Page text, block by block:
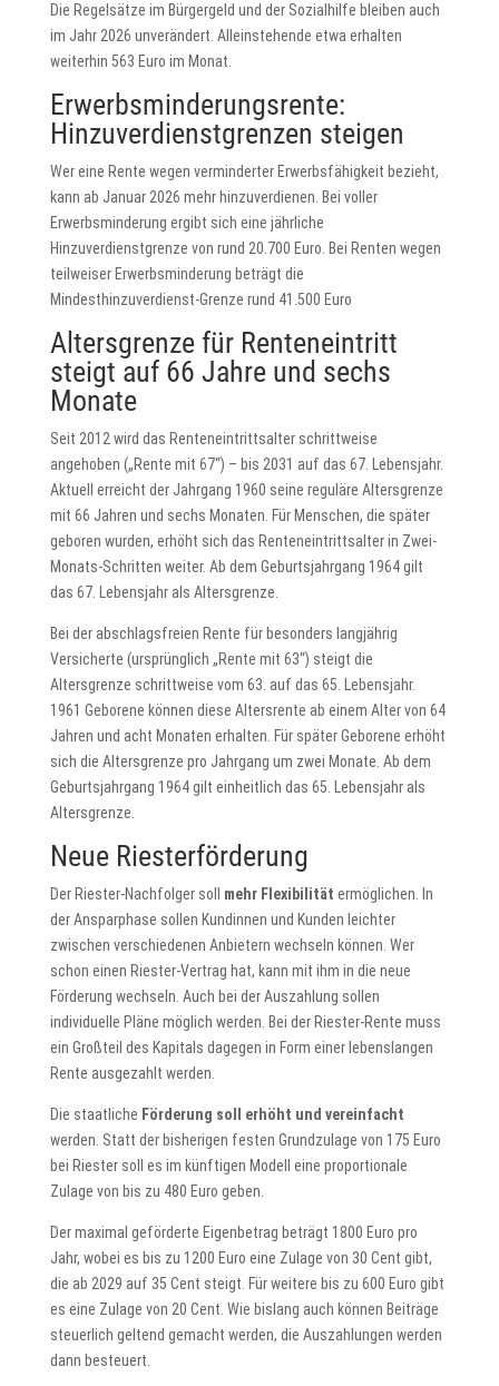
Die Regelsätze im Bürgergeld und der Sozialhilfe bleiben auch
im Jahr 2026 unverändert. Alleinstehende etwa erhalten
weiterhin 563 Euro im Monat.
Erwerbsminderungsrente:
Hinzuverdienstgrenzen steigen
Wer eine Rente wegen verminderter Erwerbsfähigkeit bezieht,
kann ab Januar 2026 mehr hinzuverdienen. Bei voller
Erwerbsminderung ergibt sich eine jährliche
Hinzuverdienstgrenze von rund 20.700 Euro. Bei Renten wegen
teilweiser Erwerbsminderung beträgt die
Mindesthinzuverdienst-Grenze rund 41.500 Euro
Altersgrenze für Renteneintritt
steigt auf 66 Jahre und sechs
Monate
Seit 2012 wird das Renteneintrittsalter schrittweise
angehoben („Rente mit 67“) – bis 2031 auf das 67. Lebensjahr.
Aktuell erreicht der Jahrgang 1960 seine reguläre Altersgrenze
mit 66 Jahren und sechs Monaten. Für Menschen, die später
geboren wurden, erhöht sich das Renteneintrittsalter in Zwei-
Monats-Schritten weiter. Ab dem Geburtsjahrgang 1964 gilt
das 67. Lebensjahr als Altersgrenze.
Bei der abschlagsfreien Rente für besonders langjährig
Versicherte (ursprünglich „Rente mit 63“) steigt die
Altersgrenze schrittweise vom 63. auf das 65. Lebensjahr.
1961 Geborene können diese Altersrente ab einem Alter von 64
Jahren und acht Monaten erhalten. Für später Geborene erhöht
sich die Altersgrenze pro Jahrgang um zwei Monate. Ab dem
Geburtsjahrgang 1964 gilt einheitlich das 65. Lebensjahr als
Altersgrenze.
Neue Riesterförderung
Der Riester-Nachfolger soll mehr Flexibilität ermöglichen. In
der Ansparphase sollen Kundinnen und Kunden leichter
zwischen verschiedenen Anbietern wechseln können. Wer
schon einen Riester-Vertrag hat, kann mit ihm in die neue
Förderung wechseln. Auch bei der Auszahlung sollen
individuelle Pläne möglich werden. Bei der Riester-Rente muss
ein Großteil des Kapitals dagegen in Form einer lebenslangen
Rente ausgezahlt werden.
Die staatliche Förderung soll erhöht und vereinfacht
werden. Statt der bisherigen festen Grundzulage von 175 Euro
bei Riester soll es im künftigen Modell eine proportionale
Zulage von bis zu 480 Euro geben.
Der maximal geförderte Eigenbetrag beträgt 1800 Euro pro
Jahr, wobei es bis zu 1200 Euro eine Zulage von 30 Cent gibt,
die ab 2029 auf 35 Cent steigt. Für weitere bis zu 600 Euro gibt
es eine Zulage von 20 Cent. Wie bislang auch können Beiträge
steuerlich geltend gemacht werden, die Auszahlungen werden
dann besteuert.